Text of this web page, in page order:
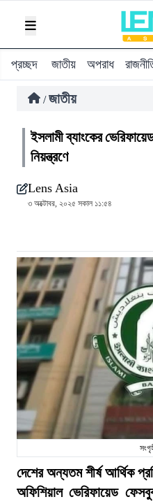
প্রচ্ছদ জাতীয় অপরাধ
/ জাতীয়
ইসলামী ব্যাংকের
নিয়ন্ত্রণে
Lens Asia
৩ অক্টোবর, ২০২৫ সকাল ১১:৫৪
দেশের অন্যতম শীর্ষ আর্থিক
অফিশিয়াল ভেরিফায়েড